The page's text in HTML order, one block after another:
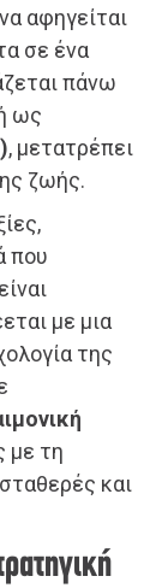
αφηγείται
σε ένα
πάνω
ως
, μετατρέπει
ζωής.
που
με μια
της
με τη
και